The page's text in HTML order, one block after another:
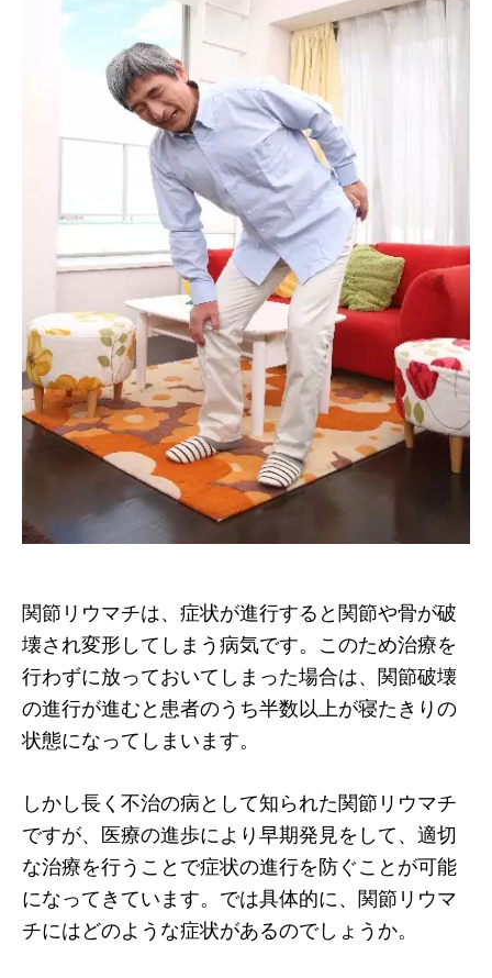
関節リウマチは、症状が進行すると関節や骨が破
壊され変形してしまう病気です。このため治療を
行わずに放っておいてしまった場合は、関節破壊
の進行が進むと患者のうち半数以上が寝たきりの
状態になってしまいます。
しかし長く不治の病として知られた関節リウマチ
ですが、医療の進歩により早期発見をして、適切
な治療を行うことで症状の進行を防ぐことが可能
になってきています。では具体的に、関節リウマ
チにはどのような症状があるのでしょうか。